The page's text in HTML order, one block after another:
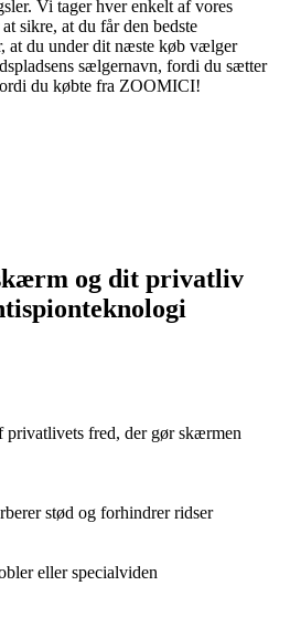
Vi tager hver enkelt af vores
sikre, at du får den bedste
at du under dit næste køb vælger
sælgernavn, fordi du sætter
du købte fra ZOOMICI!
og dit privatliv
privatlivets fred, der gør skærmen
stød og forhindrer ridser
eller specialviden